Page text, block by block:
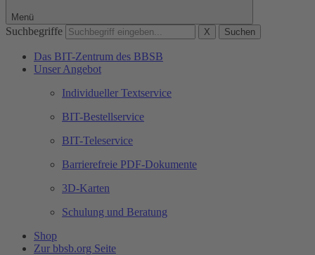
Menü
Suchbegriffe X Suchen
Das BIT-Zentrum des BBSB
Unser Angebot
Individueller Textservice
BIT-Bestellservice
BIT-Teleservice
Barrierefreie PDF-Dokumente
3D-Karten
Schulung und Beratung
Shop
Zur bbsb.org Seite